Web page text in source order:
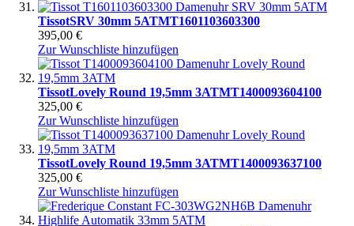
TissotSRV 30mm 5ATMT1601103603300
395,00 €
Zur Wunschliste hinzufügen
TissotLovely Round 19,5mm 3ATMT1400093604100
325,00 €
Zur Wunschliste hinzufügen
TissotLovely Round 19,5mm 3ATMT1400093637100
325,00 €
Zur Wunschliste hinzufügen